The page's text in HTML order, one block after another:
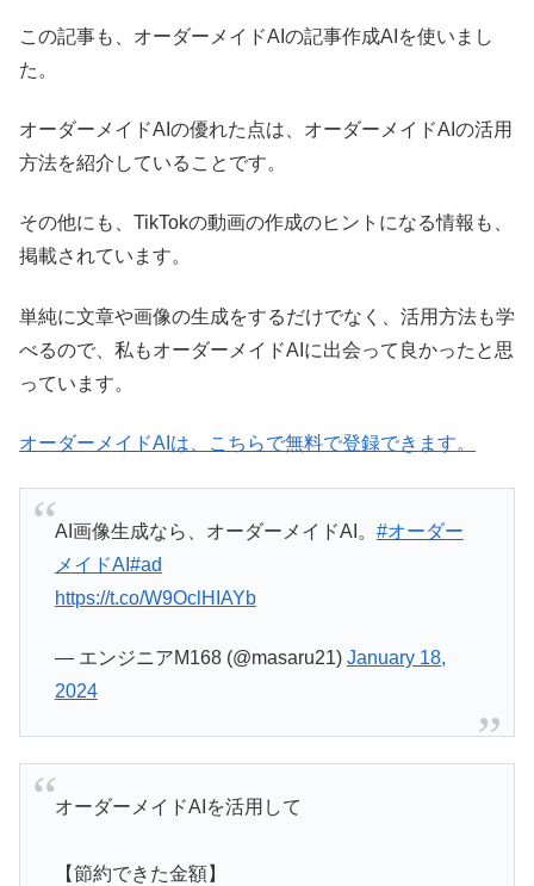
この記事も、オーダーメイドAIの記事作成AIを使いまし
た。
オーダーメイドAIの優れた点は、オーダーメイドAIの活用
方法を紹介していることです。
その他にも、TikTokの動画の作成のヒントになる情報も、
掲載されています。
単純に文章や画像の生成をするだけでなく、活用方法も学
べるので、私もオーダーメイドAIに出会って良かったと思
っています。
オーダーメイドAIは、こちらで無料で登録できます。
AI画像生成なら、オーダーメイドAI。 #オーダー
メイドAI #ad
https://t.co/W9OclHIAYb
— エンジニアM168 (@masaru21) January 18,
2024
オーダーメイドAIを活用して
【節約できた金額】